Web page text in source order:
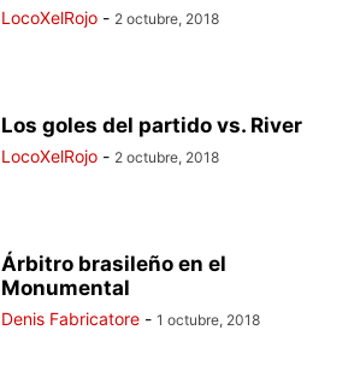
LocoXelRojo - 2 octubre, 2018
Los goles del partido vs. River
LocoXelRojo - 2 octubre, 2018
Árbitro brasileño en el
Monumental
Denis Fabricatore - 1 octubre, 2018